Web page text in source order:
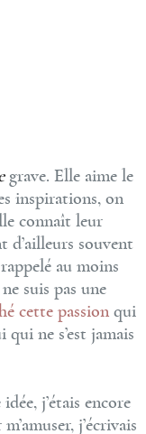
grave. Elle aime le
inspirations, on
connaît leur
d’ailleurs souvent
au moins
suis pas une
cette passion qui
ne s’est jamais
j’étais encore
j’écrivais